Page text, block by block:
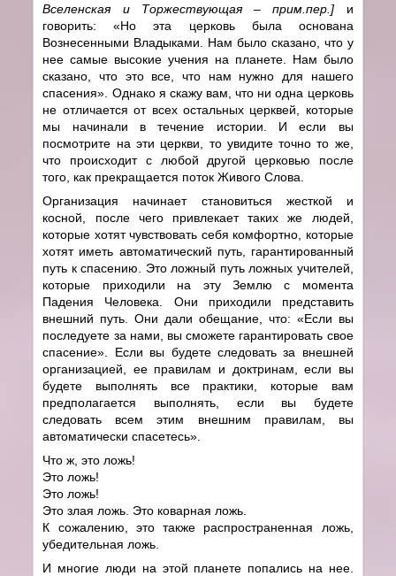
Вселенская и Торжествующая – прим.пер.] и
говорить: «Но эта церковь была основана
Вознесенными Владыками. Нам было сказано, что у
нее самые высокие учения на планете. Нам было
сказано, что это все, что нам нужно для нашего
спасения». Однако я скажу вам, что ни одна церковь
не отличается от всех остальных церквей, которые
мы начинали в течение истории. И если вы
посмотрите на эти церкви, то увидите точно то же,
что происходит с любой другой церковью после
того, как прекращается поток Живого Слова.
Организация начинает становиться жесткой и
косной, после чего привлекает таких же людей,
которые хотят чувствовать себя комфортно, которые
хотят иметь автоматический путь, гарантированный
путь к спасению. Это ложный путь ложных учителей,
которые приходили на эту Землю с момента
Падения Человека. Они приходили представить
внешний путь. Они дали обещание, что: «Если вы
последуете за нами, вы сможете гарантировать свое
спасение». Если вы будете следовать за внешней
организацией, ее правилам и доктринам, если вы
будете выполнять все практики, которые вам
предполагается выполнять, если вы будете
следовать всем этим внешним правилам, вы
автоматически спасетесь».
Что ж, это ложь!
Это ложь!
Это ложь!
Это злая ложь. Это коварная ложь.
К сожалению, это также распространенная ложь,
убедительная ложь.
И многие люди на этой планете попались на нее.